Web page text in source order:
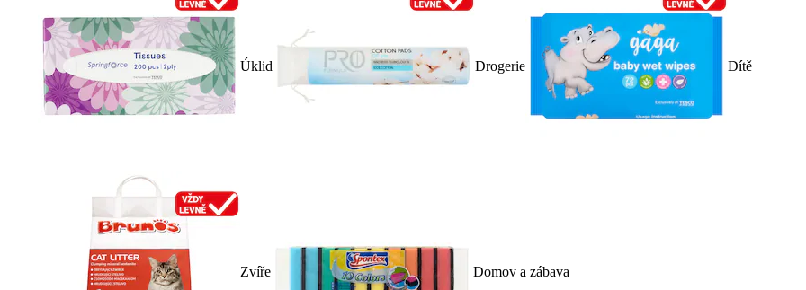
Úklid Drogerie Dítě
Zvíře Domov a zábava